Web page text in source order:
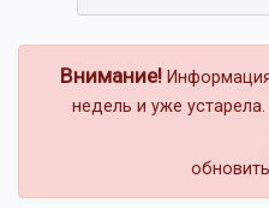
Внимание!
недель и уже
обновить